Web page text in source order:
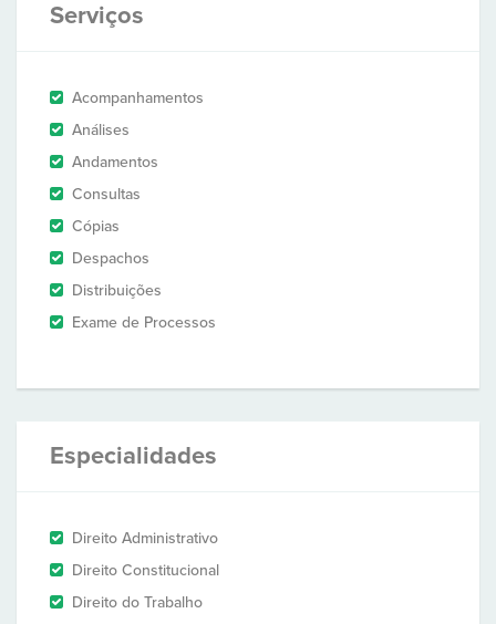
Serviços
Acompanhamentos
Análises
Andamentos
Consultas
Cópias
Despachos
Distribuições
Exame de Processos
Especialidades
Direito Administrativo
Direito Constitucional
Direito do Trabalho